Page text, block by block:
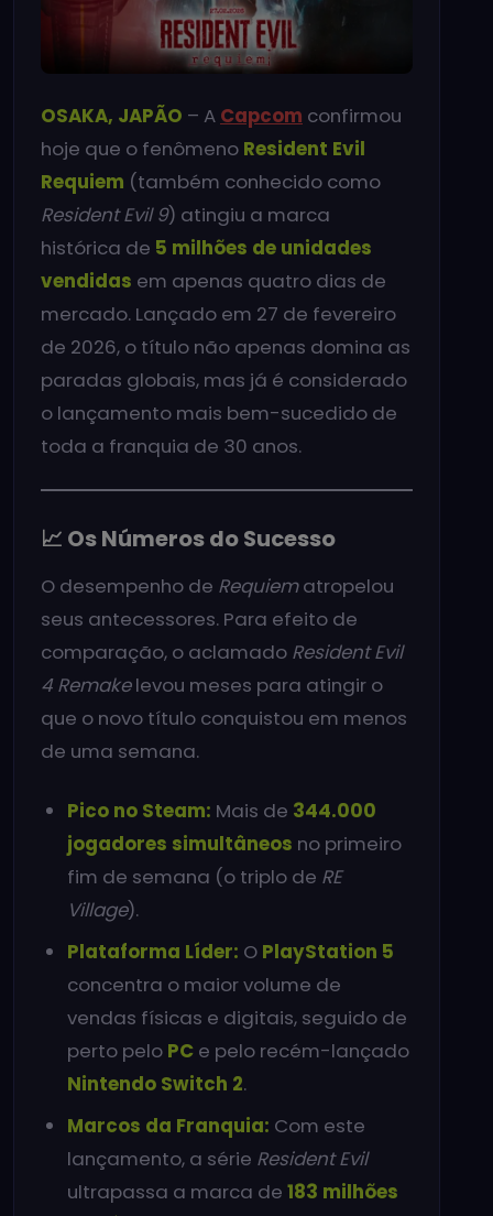
OSAKA, JAPÃO – A Capcom confirmou
hoje que o fenômeno Resident Evil
Requiem (também conhecido como
Resident Evil 9) atingiu a marca
histórica de 5 milhões de unidades
vendidas em apenas quatro dias de
mercado. Lançado em 27 de fevereiro
de 2026, o título não apenas domina as
paradas globais, mas já é considerado
o lançamento mais bem-sucedido de
toda a franquia de 30 anos.
📈 Os Números do Sucesso
O desempenho de Requiematropelou
seus antecessores. Para efeito de
comparação, o aclamado Resident Evil
4 Remakelevou meses para atingir o
que o novo título conquistou em menos
de uma semana.
Pico no Steam: Mais de 344.000
jogadores simultâneos no primeiro
fim de semana (o triplo de RE
Village).
Plataforma Líder: O PlayStation 5
concentra o maior volume de
vendas físicas e digitais, seguido de
perto pelo PC e pelo recém-lançado
Nintendo Switch 2.
Marcos da Franquia: Com este
lançamento, a série Resident Evil
ultrapassa a marca de 183 milhões